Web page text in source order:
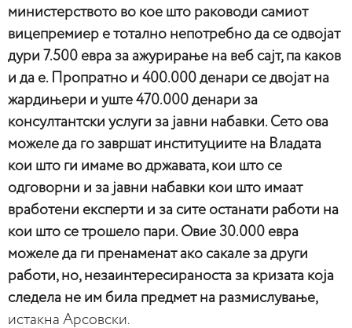
министерството во кое што раководи самиот
вицепремиер е тотално непотребно да се одвојат
дури 7.500 евра за ажурирање на веб сајт, па каков
и да е. Пропратно и 400.000 денари се двојат на
жардињери и уште 470.000 денари за
консултантски услуги за јавни набавки. Сето ова
можеле да го завршат институциите на Владата
кои што ги имаме во државата, кои што се
одговорни и за јавни набавки кои што имаат
вработени експерти и за сите останати работи на
кои што се трошело пари. Овие 30.000 евра
можеле да ги пренаменат ако сакале за други
работи, но, незаинтересираноста за кризата која
следела не им била предмет на размислување,
истакна Арсовски.